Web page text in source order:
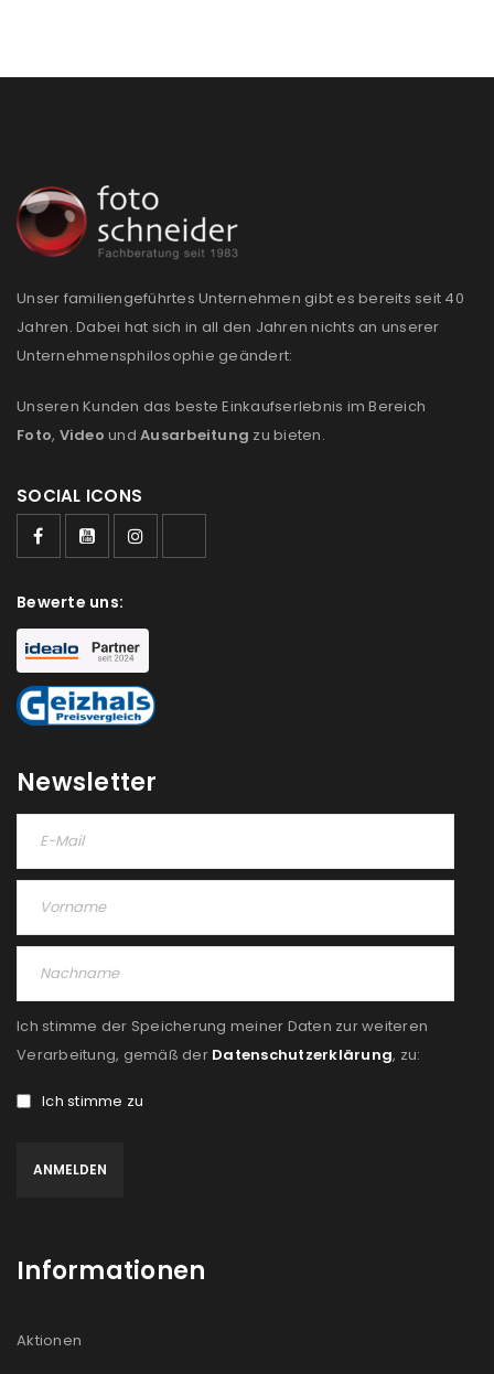
Unser familiengeführtes Unternehmen gibt es bereits seit 40
Jahren. Dabei hat sich in all den Jahren nichts an unserer
Unternehmensphilosophie geändert:
Unseren Kunden das beste Einkaufserlebnis im Bereich
Foto, Video und Ausarbeitung zu bieten.
SOCIAL ICONS
Bewerte uns:
Newsletter
Ich stimme der Speicherung meiner Daten zur weiteren
Verarbeitung, gemäß der Datenschutzerklärung, zu:
Ich stimme zu
Informationen
Aktionen